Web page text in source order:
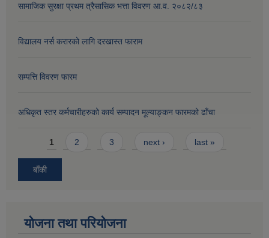
सामाजिक सुरक्षा प्रथम त्रैसासिक भत्ता विवरण आ.व. २०८२/८३
विद्यालय नर्स करारको लागि दरखास्त फाराम
सम्पत्ति विवरण फारम
अधिकृत स्तर कर्मचारीहरुको कार्य सम्पादन मूल्याङ्कन फारमको ढाँचा
Pages
1 2 3 next › last »
बाँकी
योजना तथा परियोजना